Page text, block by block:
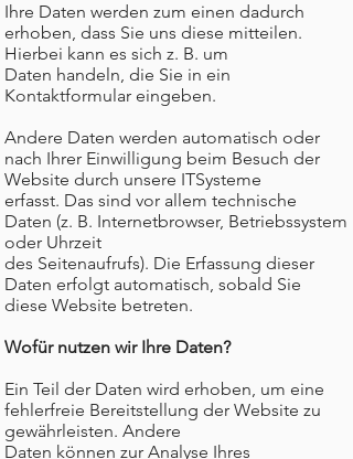
Ihre Daten werden zum einen dadurch
erhoben, dass Sie uns diese mitteilen.
Hierbei kann es sich z. B. um
Daten handeln, die Sie in ein
Kontaktformular eingeben.
Andere Daten werden automatisch oder
nach Ihrer Einwilligung beim Besuch der
Website durch unsere ITSysteme
erfasst. Das sind vor allem technische
Daten (z. B. Internetbrowser, Betriebssystem
oder Uhrzeit
des Seitenaufrufs). Die Erfassung dieser
Daten erfolgt automatisch, sobald Sie
diese Website betreten.
Wofür nutzen wir Ihre Daten?
Ein Teil der Daten wird erhoben, um eine
fehlerfreie Bereitstellung der Website zu
gewährleisten. Andere
Daten können zur Analyse Ihres